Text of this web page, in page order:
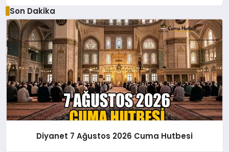
Son Dakika
Diyanet 7 Ağustos 2026 Cuma Hutbesi